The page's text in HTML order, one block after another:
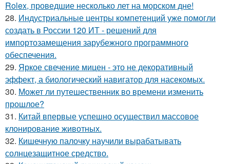
Rolex, проведшие несколько лет на морском дне!
28. Индустриальные центры компетенций уже помогли
создать в России 120 ИТ - решений для
импортозамещения зарубежного программного
обеспечения.
29. Яркое свечение мицен - это не декоративный
эффект, а биологический навигатор для насекомых.
30. Может ли путешественник во времени изменить
прошлое?
31. Китай впервые успешно осуществил массовое
клонирование животных.
32. Кишечную палочку научили вырабатывать
солнцезащитное средство.